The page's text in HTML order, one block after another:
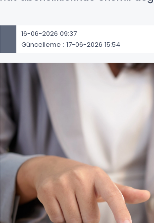
16-06-2026 09:37
Güncelleme : 17-06-2026 15:54